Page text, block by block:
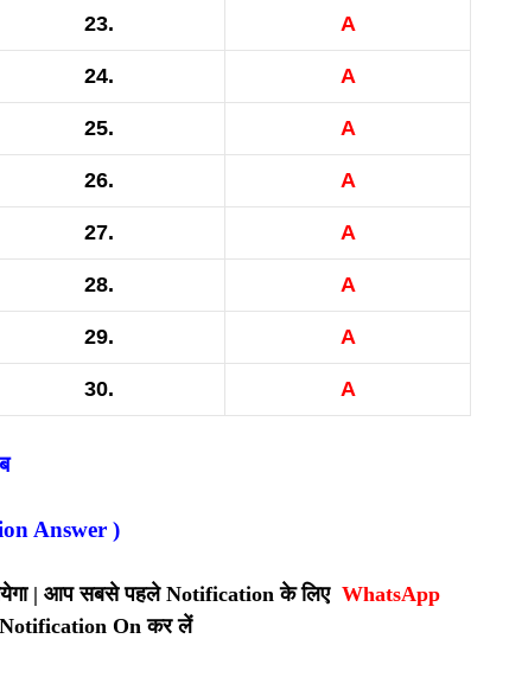
23. A
24. A
25. A
26. A
27. A
28. A
29. A
30. A
Answer )
जायेगा | आप सबसे पहले Notification के लिए WhatsApp
On कर लें